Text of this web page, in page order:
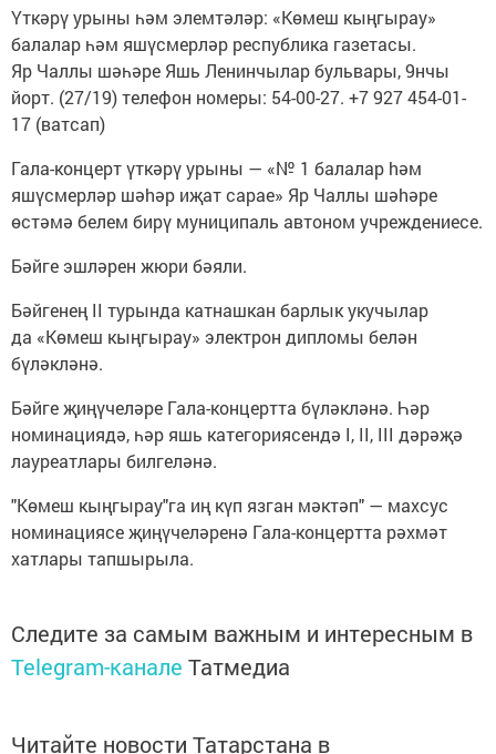
Үткәрү урыны һәм элемтәләр: «Көмеш кыңгырау»
балалар һәм яшүсмерләр республика газетасы.
Яр Чаллы шәһәре Яшь Ленинчылар бульвары, 9нчы
йорт. (27/19) телефон номеры: 54-00-27. +7 927 454-01-
17 (ватсап)
Гала-концерт үткәрү урыны — «№ 1 балалар hәм
яшүсмерләр шәhәр иҗат сарае» Яр Чаллы шәhәре
өстәмә белем бирү муниципаль автоном учреждениесе.
Бәйге эшләрен жюри бәяли.
Бәйгенең II турында катнашкан барлык укучылар
да «Көмеш кыңгырау» электрон дипломы белән
бүләкләнә.
Бәйге җиңүчеләре Гала-концертта бүләкләнә. Һәр
номинациядә, һәр яшь категориясендә I, II, III дәрәҗә
лауреатлары билгеләнә.
"Көмеш кыңгырау"га иң күп язган мәктәп" — махсус
номинациясе җиңүчеләренә Гала-концертта рәхмәт
хатлары тапшырыла.
Следите за самым важным и интересным в
Telegram-канале Татмедиа
Читайте новости Татарстана в